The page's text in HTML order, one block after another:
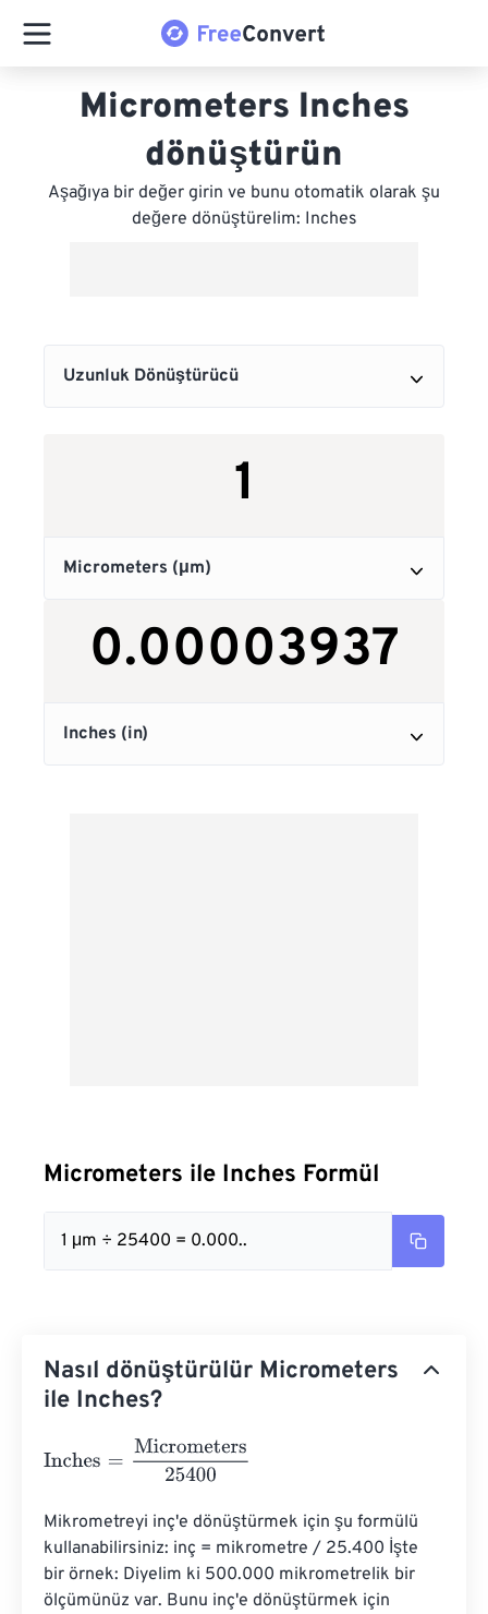
Micrometers Inches
dönüştürün
Aşağıya bir değer girin ve bunu otomatik olarak şu
değere dönüştürelim: Inches
Micrometers ile Inches Formül
1 μm ÷ 25400 = 0.000..
Nasıl dönüştürülür Micrometers
ile Inches?
Inches Micrometers25400
Mikrometreyi inç'e dönüştürmek için şu formülü
kullanabilirsiniz: inç = mikrometre / 25.400 İşte
bir örnek: Diyelim ki 500.000 mikrometrelik bir
ölçümünüz var. Bunu inç'e dönüştürmek için